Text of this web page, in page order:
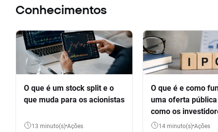
Conhecimentos
O que é um stock split e o
que muda para os acionistas
13 minuto(s) Ações
O que é e como
uma oferta
como os
participar
14 minuto(s) Ações